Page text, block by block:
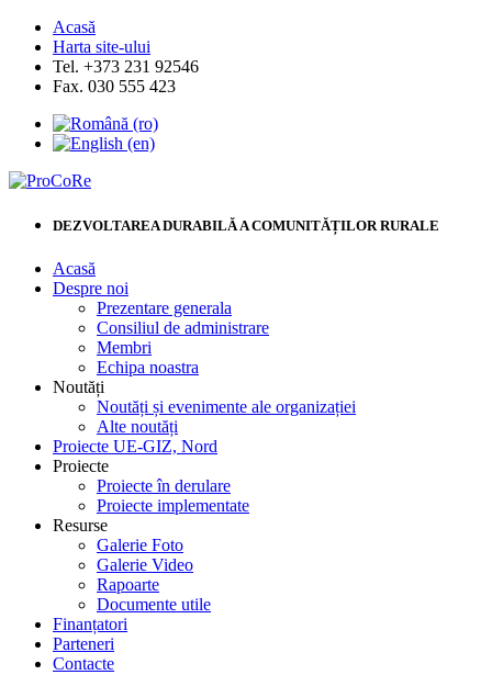
Acasă
Harta site-ului
Tel. +373 231 92546
Fax. 030 555 423
DEZVOLTAREA DURABILĂ A COMUNITĂȚILOR RURALE
Acasă
Despre noi
Prezentare generala
Consiliul de administrare
Membri
Echipa noastra
Noutăți
Noutăți și evenimente ale organizației
Alte noutăți
Proiecte UE-GIZ, Nord
Proiecte
Proiecte în derulare
Proiecte implementate
Resurse
Galerie Foto
Galerie Video
Rapoarte
Documente utile
Finanțatori
Parteneri
Contacte